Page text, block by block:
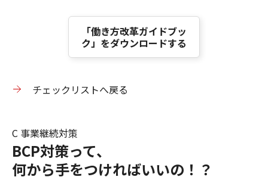
「働き方改革ガイドブッ
ク」をダウンロードする
チェックリストへ戻る
C 事業継続対策
BCP対策って、
何から手をつければいいの！？